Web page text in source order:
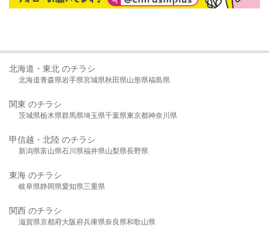
北海道・東北 のチラシ
北海道青森県岩手県宮城県秋田県山形県福島県
関東 のチラシ
茨城県栃木県群馬県埼玉県千葉県東京都神奈川県
甲信越・北陸 のチラシ
新潟県富山県石川県福井県山梨県長野県
東海 のチラシ
岐阜県静岡県愛知県三重県
関西 のチラシ
滋賀県京都府大阪府兵庫県奈良県和歌山県